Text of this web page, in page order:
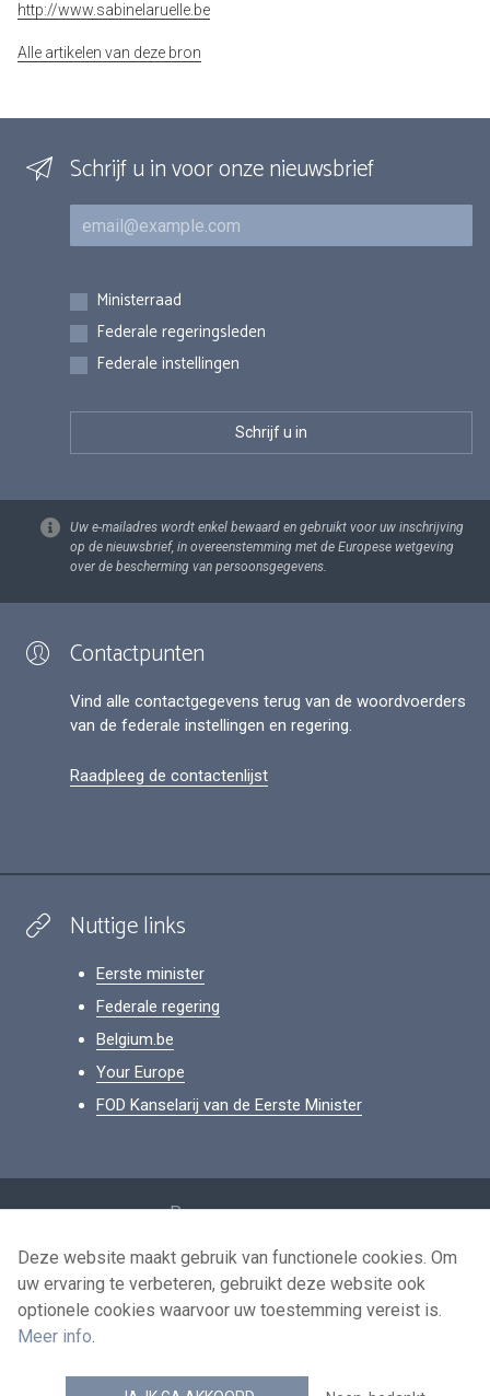
http://www.sabinelaruelle.be
Alle artikelen van deze bron
Schrijf u in voor onze nieuwsbrief
E-mail
Inschrijvingen
Ministerraad
Federale regeringsleden
Federale instellingen
Uw e-mailadres wordt enkel bewaard en gebruikt voor uw inschrijving
op de nieuwsbrief, in overeenstemming met de Europese wetgeving
over de bescherming van persoonsgegevens.
Contactpunten
Vind alle contactgegevens terug van de woordvoerders
van de federale instellingen en regering.
Raadpleeg de contactenlijst
Nuttige links
Eerste minister
Federale regering
Belgium.be
Your Europe
FOD Kanselarij van de Eerste Minister
Persoonsgegevens
Voorwaarden voor het hergebruik
Contacteer ons
news.belgium RSS feed
Deze website maakt gebruik van functionele cookies. Om
uw ervaring te verbeteren, gebruikt deze website ook
optionele cookies waarvoor uw toestemming vereist is.
Meer info.